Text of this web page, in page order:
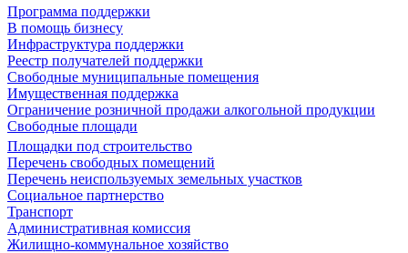
Программа поддержки
В помощь бизнесу
Инфраструктура поддержки
Реестр получателей поддержки
Свободные муниципальные помещения
Имущественная поддержка
Ограничение розничной продажи алкогольной продукции
Свободные площади
Площадки под строительство
Перечень свободных помещений
Перечень неиспользуемых земельных участков
Социальное партнерство
Транспорт
Административная комиссия
Жилищно-коммунальное хозяйство